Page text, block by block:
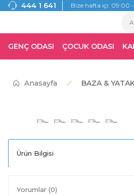
444 1 641 Bize hafta içi: 09:00
GENÇ ODASI ÇOCUK ODASI
Anasayfa BAZA &
Ürün Bilgisi
Yorumlar (0)